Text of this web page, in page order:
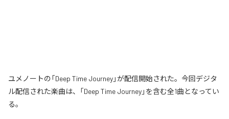
ユメノートの「Deep Time Journey」が配信開始された。今回デジタ
ル配信された楽曲は、「Deep Time Journey」を含む全1曲となってい
る。